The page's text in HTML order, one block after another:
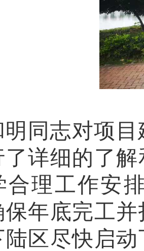
明同志对项
了详细的了
合理工作安
保年底完工
陆区尽快启